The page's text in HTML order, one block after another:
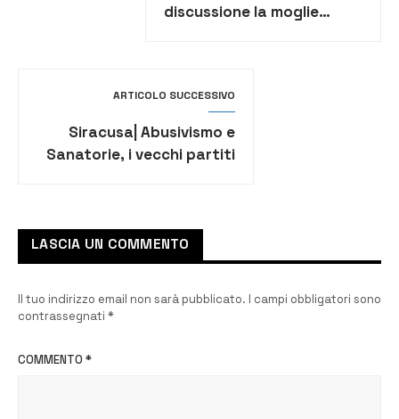
discussione la moglie
ARTICOLO SUCCESSIVO
Siracusa| Abusivismo e
Sanatorie, i vecchi partiti
LASCIA UN COMMENTO
Il tuo indirizzo email non sarà pubblicato. I campi obbligatori sono
contrassegnati *
COMMENTO *